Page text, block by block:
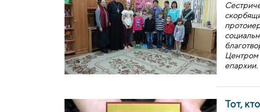
епархии.
Тот,